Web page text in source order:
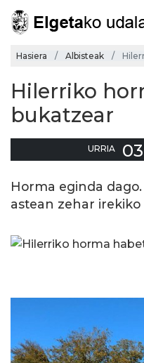
Hasiera Albisteak
Hilerriko
bukatzear
URRIA 03
Horma eginda
astean zehar irekiko